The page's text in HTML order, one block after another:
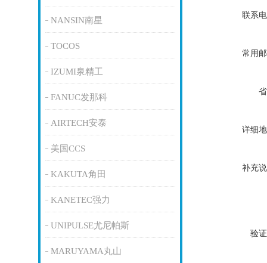
NANSIN南星
TOCOS
IZUMI泉精工
FANUC发那科
AIRTECH安泰
美国CCS
KAKUTA角田
KANETEC强力
UNIPULSE尤尼帕斯
MARUYAMA丸山
联系
常用
详细
补充
验